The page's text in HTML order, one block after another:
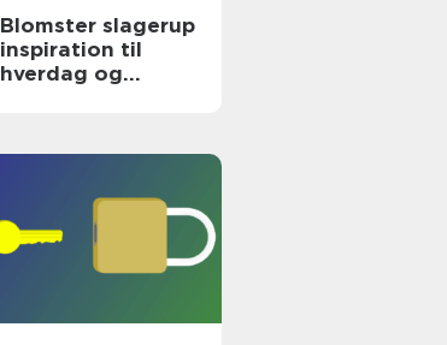
Blomster slagerup
inspiration til
hverdag og